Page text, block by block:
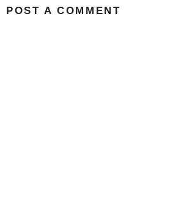
POST A COMMENT